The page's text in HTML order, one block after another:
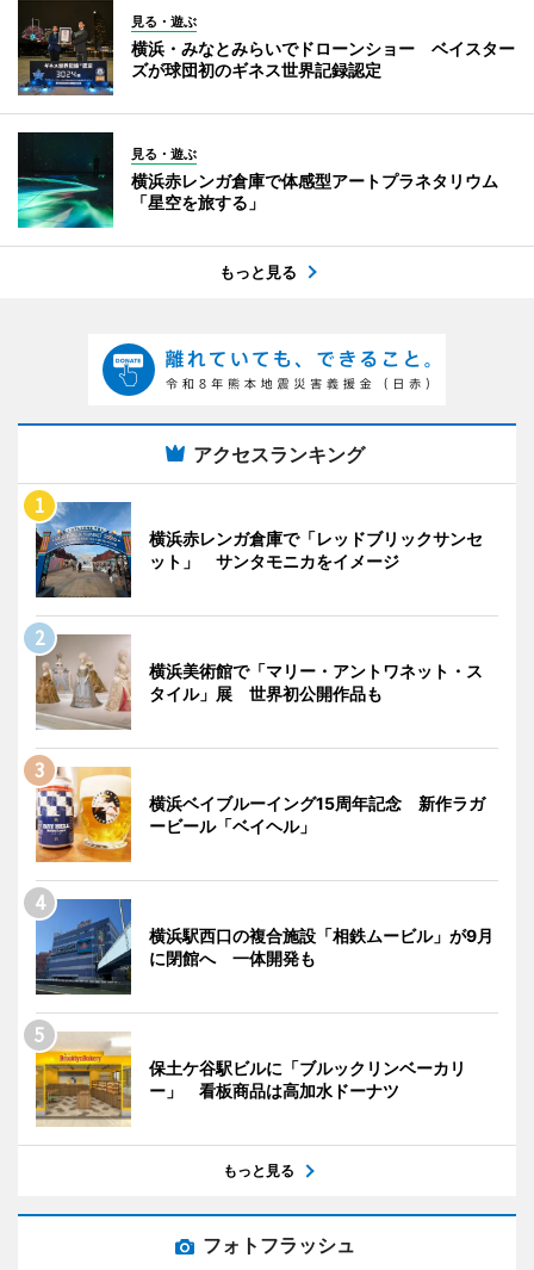
見る・遊ぶ
横浜・みなとみらいでドローンショー ベイスター
ズが球団初のギネス世界記録認定
見る・遊ぶ
横浜赤レンガ倉庫で体感型アートプラネタリウム
「星空を旅する」
もっと見る
アクセスランキング
横浜赤レンガ倉庫で「レッドブリックサンセ
ット」 サンタモニカをイメージ
横浜美術館で「マリー・アントワネット・ス
タイル」展 世界初公開作品も
横浜ベイブルーイング15周年記念 新作ラガ
ービール「ベイヘル」
横浜駅西口の複合施設「相鉄ムービル」が9月
に閉館へ 一体開発も
保土ケ谷駅ビルに「ブルックリンベーカリ
ー」 看板商品は高加水ドーナツ
もっと見る
フォトフラッシュ